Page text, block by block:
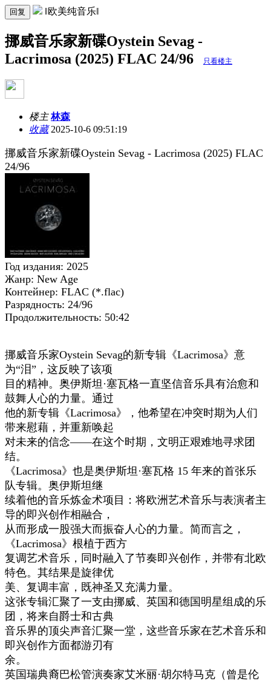
回复 ‖欧美纯音乐‖
挪威音乐家新碟Oystein Sevag -
Lacrimosa (2025) FLAC 24/96
只看楼主
楼主 林森
收藏2025-10-6 09:51:19
挪威音乐家新碟Oystein Sevag - Lacrimosa (2025) FLAC
24/96
Год издания: 2025
Жанр: New Age
Контейнер: FLAC (*.flac)
Разрядность: 24/96
Продолжительность: 50:42
挪威音乐家Oystein Sevag的新专辑《Lacrimosa》意
为“泪”，这反映了该项
目的精神。奥伊斯坦·塞瓦格一直坚信音乐具有治愈和
鼓舞人心的力量。通过
他的新专辑《Lacrimosa》，他希望在冲突时期为人们
带来慰藉，并重新唤起
对未来的信念——在这个时期，文明正艰难地寻求团
结。
《Lacrimosa》也是奥伊斯坦·塞瓦格 15 年来的首张乐
队专辑。奥伊斯坦继
续着他的音乐炼金术项目：将欧洲艺术音乐与表演者主
导的即兴创作相融合，
从而形成一股强大而振奋人心的力量。简而言之，
《Lacrimosa》根植于西方
复调艺术音乐，同时融入了节奏即兴创作，并带有北欧
特色。其结果是旋律优
美、复调丰富，既神圣又充满力量。
这张专辑汇聚了一支由挪威、英国和德国明星组成的乐
团，将来自爵士和古典
音乐界的顶尖声音汇聚一堂，这些音乐家在艺术音乐和
即兴创作方面都游刃有
余。
英国瑞典裔巴松管演奏家艾米丽·胡尔特马克（曾是伦